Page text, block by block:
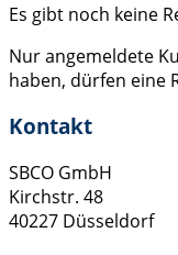
Es gibt noch keine
Nur angemeldete
haben, dürfen eine
Kontakt
SBCO GmbH
Kirchstr. 48
40227 Düsseldorf